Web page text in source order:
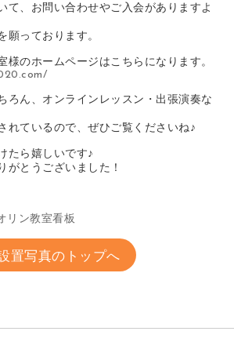
て、お問い合わせやご入会がありますよ
願っております。
様のホームページはこちらになります。
ろん、オンラインレッスン・出張演奏な
れているので、ぜひご覧くださいね♪
たら嬉しいです♪
がとうございました！
ン教室看板
置写真のトップへ